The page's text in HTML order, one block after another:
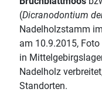
(Dicranodontium
Nadelholzstamm
am 10.9.2015, Foto
in
Nadelholz
Standorten.